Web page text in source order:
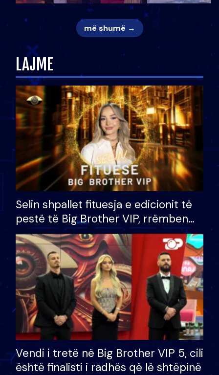
më shumë →
LAJME
Selin shpallet fituesja e edicionit të
pestë të Big Brother VIP, rrëmben
çmimin e madh prej 100 mijë eurosh
Vendi i tretë në Big Brother VIP 5, cili
është finalisti i radhës që lë shtëpinë